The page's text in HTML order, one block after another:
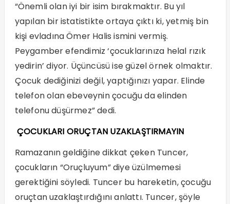
“Önemli olan iyi bir isim bırakmaktır. Bu yıl
yapılan bir istatistikte ortaya çıktı ki, yetmiş bin
kişi evladına Ömer Halis ismini vermiş.
Peygamber efendimiz ‘çocuklarınıza helal rızık
yedirin’ diyor. Üçüncüsü ise güzel örnek olmaktır.
Çocuk dediğinizi değil, yaptığınızı yapar. Elinde
telefon olan ebeveynin çocuğu da elinden
telefonu düşürmez” dedi.
ÇOCUKLARI ORUÇTAN UZAKLAŞTIRMAYIN
Ramazanın geldiğine dikkat çeken Tuncer,
çocukların “Oruçluyum” diye üzülmemesi
gerektiğini söyledi. Tuncer bu hareketin, çocuğu
oruçtan uzaklaştırdığını anlattı. Tuncer, şöyle